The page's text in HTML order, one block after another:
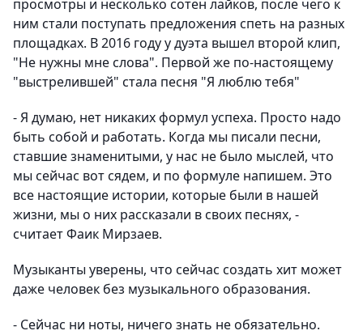
просмотры и несколько сотен лайков, после чего к
ним стали поступать предложения спеть на разных
площадках. В 2016 году у дуэта вышел второй клип,
"Не нужны мне слова". Первой же по-настоящему
"выстрелившей" стала песня "Я люблю тебя"
- Я думаю, нет никаких формул успеха. Просто надо
быть собой и работать. Когда мы писали песни,
ставшие знаменитыми, у нас не было мыслей, что
мы сейчас вот сядем, и по формуле напишем. Это
все настоящие истории, которые были в нашей
жизни, мы о них рассказали в своих песнях, -
считает Фаик Мирзаев.
Музыканты уверены, что сейчас создать хит может
даже человек без музыкального образования.
- Сейчас ни ноты, ничего знать не обязательно.